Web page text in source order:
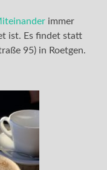
immer
ist. Es findet statt
95) in Roetgen.